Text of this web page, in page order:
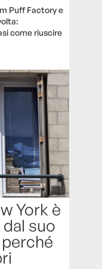
Puff Factory e
come riuscire
York è
suo